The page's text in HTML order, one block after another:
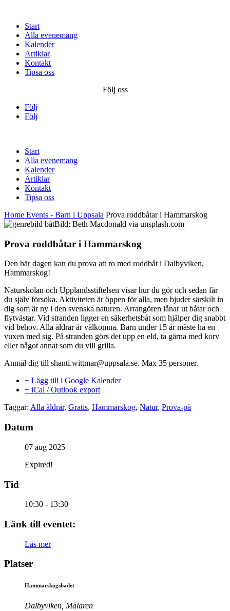
Start
Alla evenemang
Kalender
Artiklar
Kontakt
Tipsa oss
Följ oss
Följ
Följ
Start
Alla evenemang
Kalender
Artiklar
Kontakt
Tipsa oss
Home Events - Barn i Uppsala Prova roddbåtar i Hammarskog
Bild: Beth Macdonald via unsplash.com
Prova roddbåtar i Hammarskog
Den här dagen kan du prova att ro med roddbåt i Dalbyviken,
Hammarskog!
Naturskolan och Upplandsstiftelsen visar hur du gör och sedan får
du själv försöka. Aktiviteten är öppen för alla, men bjuder särskilt in
dig som är ny i den svenska naturen. Arrangören lånar ut båtar och
flytvästar. Vid stranden ligger en säkerhetsbåt som hjälper dig snabbt
vid behov. Alla åldrar är välkomna. Barn under 15 år måste ha en
vuxen med sig. På stranden görs det upp en eld, ta gärna med korv
eller något annat som du vill grilla.
Anmäl dig till shanti.wittmar@uppsala.se. Max 35 personer.
+ Lägg till i Google Kalender
+ iCal / Outlook export
Taggar: Alla åldrar, Gratis, Hammarskog, Natur, Prova-på
Datum
07 aug 2025
Expired!
Tid
10:30 - 13:30
Länk till eventet:
Läs mer
Platser
Hammarskogsbadet
Dalbyviken, Mälaren